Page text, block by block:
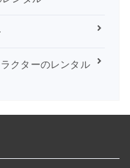
クターのレンタル